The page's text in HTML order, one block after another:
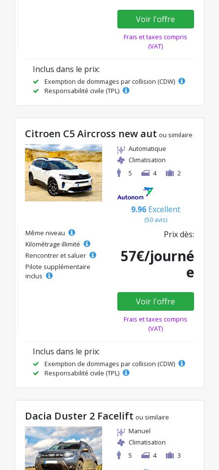
Voir l'offre
Frais et taxes compris
(VAT)
Inclus dans le prix:
Exemption de dommages par collision (CDW)
Responsabilité civile (TPL)
Citroen C5 Aircross new aut ou similaire
Automatique
Climatisation
5
4 2
9.96 Excellent
(50 avis)
Même niveau
Kilométrage illimité
Rencontrer et saluer
Pilote supplémentaire
inclus
Prix dès:
57€/journé
e
Voir l'offre
Frais et taxes compris
(VAT)
Inclus dans le prix:
Exemption de dommages par collision (CDW)
Responsabilité civile (TPL)
Dacia Duster 2 Facelift ou similaire
Manuel
Climatisation
5
4 3